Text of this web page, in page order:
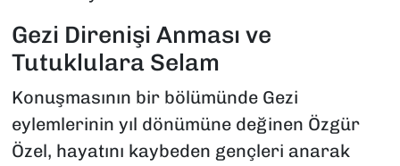
Gezi Direnişi Anması ve
Tutuklulara Selam
Konuşmasının bir bölümünde Gezi
eylemlerinin yıl dönümüne değinen Özgür
Özel, hayatını kaybeden gençleri anarak